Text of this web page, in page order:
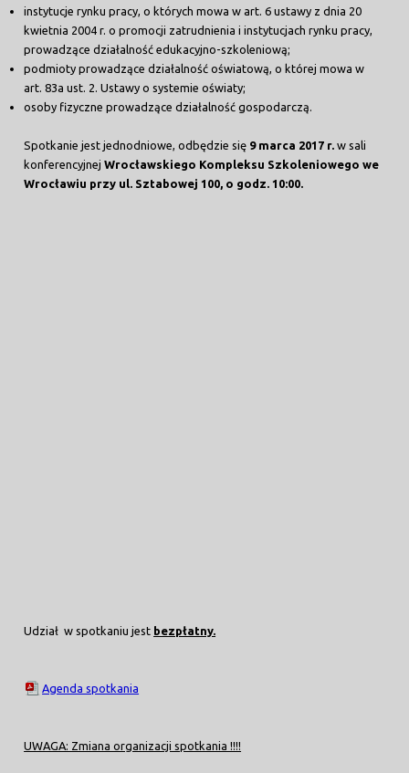
instytucje rynku pracy, o których mowa w art. 6 ustawy z dnia 20
kwietnia 2004 r. o promocji zatrudnienia i instytucjach rynku pracy,
prowadzące działalność edukacyjno-szkoleniową;
podmioty prowadzące działalność oświatową, o której mowa w
art. 83a ust. 2. Ustawy o systemie oświaty;
osoby fizyczne prowadzące działalność gospodarczą.
Spotkanie jest jednodniowe, odbędzie się 9 marca 2017 r.w sali
konferencyjnejWrocławskiego Kompleksu Szkoleniowego we
Wrocławiu przy ul. Sztabowej 100, o godz. 10:00.
Udział w spotkaniu jest bezpłatny.
Agenda spotkania
UWAGA: Zmiana organizacji spotkania !!!!